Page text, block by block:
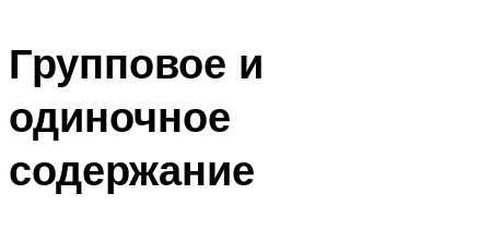
Групповое и
одиночное
содержание